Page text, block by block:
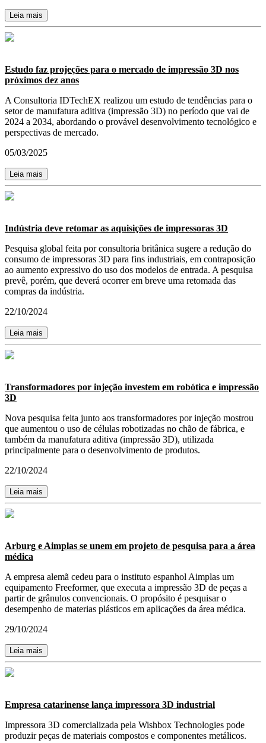
Leia mais
Estudo faz projeções para o mercado de impressão 3D nos
próximos dez anos
A Consultoria IDTechEX realizou um estudo de tendências para o
setor de manufatura aditiva (impressão 3D) no período que vai de
2024 a 2034, abordando o provável desenvolvimento tecnológico e
perspectivas de mercado.
05/03/2025
Leia mais
Indústria deve retomar as aquisições de impressoras 3D
Pesquisa global feita por consultoria britânica sugere a redução do
consumo de impressoras 3D para fins industriais, em contraposição
ao aumento expressivo do uso dos modelos de entrada. A pesquisa
prevê, porém, que deverá ocorrer em breve uma retomada das
compras da indústria.
22/10/2024
Leia mais
Transformadores por injeção investem em robótica e impressão
3D
Nova pesquisa feita junto aos transformadores por injeção mostrou
que aumentou o uso de células robotizadas no chão de fábrica, e
também da manufatura aditiva (impressão 3D), utilizada
principalmente para o desenvolvimento de produtos.
22/10/2024
Leia mais
Arburg e Aimplas se unem em projeto de pesquisa para a área
médica
A empresa alemã cedeu para o instituto espanhol Aimplas um
equipamento Freeformer, que executa a impressão 3D de peças a
partir de grânulos convencionais. O propósito é pesquisar o
desempenho de materias plásticos em aplicações da área médica.
29/10/2024
Leia mais
Empresa catarinense lança impressora 3D industrial
Impressora 3D comercializada pela Wishbox Technologies pode
produzir peças de materiais compostos e componentes metálicos.